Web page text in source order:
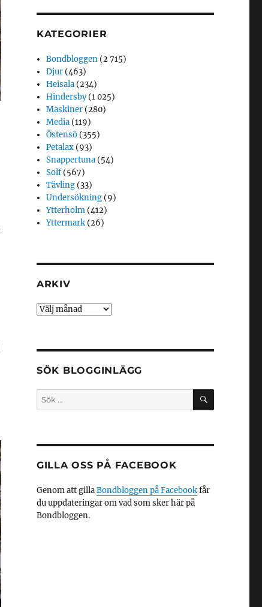
KATEGORIER
Bondbloggen (2 715)
Djur (463)
Heisala (234)
Hindersby(1 025)
Maskiner (280)
Media (119)
Östensö (355)
Petalax (93)
Snappertuna (54)
Solf(567)
Tävling (33)
Undersökning (9)
Ytterholm (412)
Yttermark (26)
ARKIV
Arkiv
SÖK BLOGGINLÄGG
Sök
efter:
SÖK
GILLA OSS PÅ FACEBOOK
Genom att gillaBondbloggen på Facebookfår
du uppdateringar om vad som sker här på
Bondbloggen.